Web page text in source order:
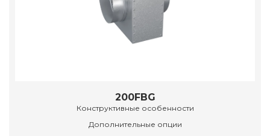
200FBG
Конструктивные особенности
Дополнительные опции